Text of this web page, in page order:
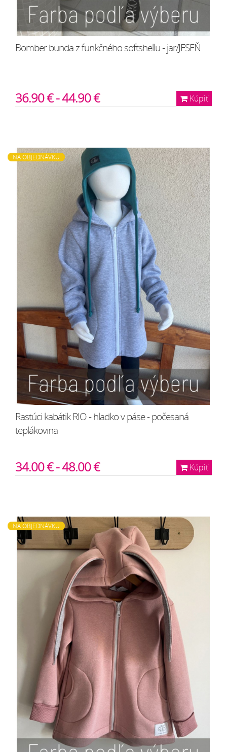
Bomber bunda z funkčného softshellu - jar/JESEŇ
Kúpiť
36.90 € - 44.90 €
NA OBJEDNÁVKU
Rastúci kabátik RIO - hladko v páse - počesaná
teplákovina
Kúpiť
34.00 € - 48.00 €
NA OBJEDNÁVKU